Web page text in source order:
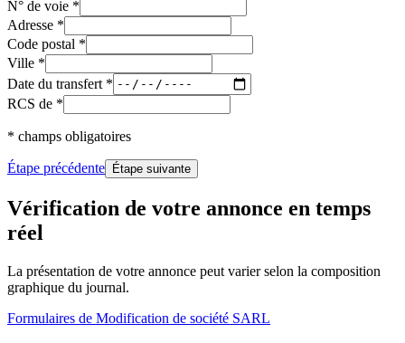
N° de voie *
Adresse *
Code postal *
Ville *
Date du transfert *
RCS de *
* champs obligatoires
Étape précédente Étape suivante
Vérification de votre annonce en temps
réel
La présentation de votre annonce peut varier selon la composition
graphique du journal.
Formulaires de Modification de société SARL